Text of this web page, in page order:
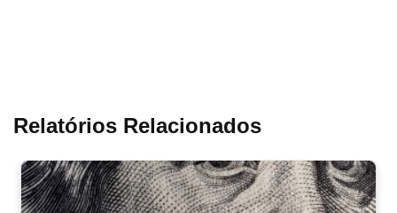
Relatórios Relacionados